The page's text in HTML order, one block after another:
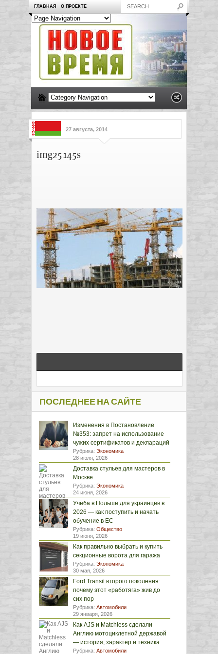
ГЛАВНАЯ О ПРОЕКТЕ
27 августа, 2014
img25145s
ПОСЛЕДНЕЕ НА САЙТЕ
Изменения в Постановление
№353: запрет на использование
чужих сертификатов и деклараций
Рубрика: Экономика
28 июля, 2026
Доставка стульев для мастеров в
Москве
Рубрика: Экономика
24 июня, 2026
Учёба в Польше для украинцев в
2026 — как поступить и начать
обучение в ЕС
Рубрика: Общество
19 июня, 2026
Как правильно выбрать и купить
секционные ворота для гаража
Рубрика: Экономика
30 мая, 2026
Ford Transit второго поколения:
почему этот «работяга» жив до
сих пор
Рубрика: Автомобили
29 января, 2026
Как AJS и Matchless сделали
Англию мотоциклетной державой
— история, характер и техника
Рубрика: Автомобили